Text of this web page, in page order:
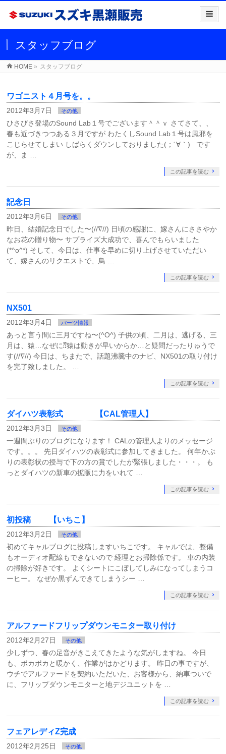
スタッフブログ
HOME » スタッフブログ
ワゴニスト４月号を。。
2012年3月7日 その他
ひさびさ登場のSound Lab１号でございます＾＾ｖ さてさて、、
春も近づきつつある３月ですが わたくしSound Lab１号は風邪を
こじらせてしまい しばらくダウンしておりました(；´∀｀) です
が、ま …
この記事を読む
記念日
2012年3月6日 その他
昨日、結婚記念日でした〜(//∇//) 日頃の感謝に、嫁さんにささやか
なお花の贈り物〜 サプライズ大成功で、喜んでもらいました
(*^o^*) そして、今日は、仕事を早めに切り上げさせていただい
て、嫁さんのリクエストで、鳥 …
この記事を読む
NX501
2012年3月4日 パーツ情報
あっと言う間に三月ですね〜(^O^) 子供の頃、二月は、逃げる、三
月は、猿…なぜに⁇猿は動きが早いからか…と疑問だったりゅうで
す(//∇//) 今日は、ちまたで、話題沸騰中のナビ、NX501の取り付け
を完了致しました。 …
この記事を読む
ダイハツ表彰式 【CAL管理人】
2012年3月3日 その他
一週間ぶりのブログになります！ CALの管理人よりのメッセージ
です。。。 先日ダイハツの表彰式に参加してきました。 何年かぶ
りの表彰状の授与で下の方の賞でしたが緊張しました・・・。 も
っとダイハツの新車の拡販に力をいれて …
この記事を読む
初投稿 【いちこ】
2012年3月2日 その他
初めてキャルブログに投稿しますいちこです。 キャルでは、整備
もオーディオ配線もできないので 経理とお掃除係です。 車の内装
の掃除が好きです。 よくシートにこぼしてしみになってしまうコ
ーヒー。 なぜか黒ずんできてしまうシー …
この記事を読む
アルファードフリップダウンモニター取り付け
2012年2月27日 その他
少しずつ、春の足音がきこえてきたような気がしますね。 今日
も、ポカポカと暖かく、作業がはかどります。 昨日の事ですが、
ウチでアルファードを契約いただいた、お客様から、納車ついで
に、フリップダウンモニターと地デジユニットを …
この記事を読む
フェアレディZ完成
2012年2月25日 その他